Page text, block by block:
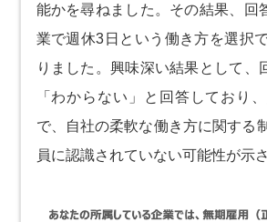
能かを尋ねました。その結果、回
業で週休3日という働き方を選択
りました。興味深い結果として、
「わからない」と回答しており
で、自社の柔軟な働き方に関する
員に認識されていない可能性が示